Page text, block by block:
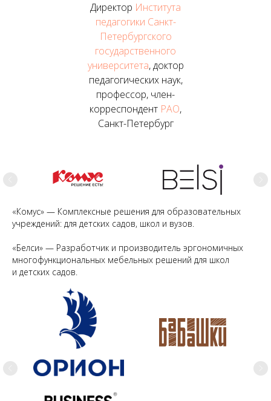
Директор Института
педагогики Санкт-
Петербургского
государственного
университета, доктор
педагогических наук,
профессор, член-
корреспондент РАО,
Санкт-Петербург
«Комус» — Комплексные решения для образовательных
учреждений: для детских садов, школ и вузов.
«Белси» — Разработчик и производитель эргономичных
многофункциональных мебельных решений для школ
и детских садов.